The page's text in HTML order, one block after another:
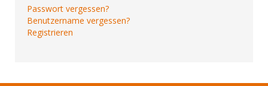
Passwort vergessen?
Benutzername vergessen?
Registrieren